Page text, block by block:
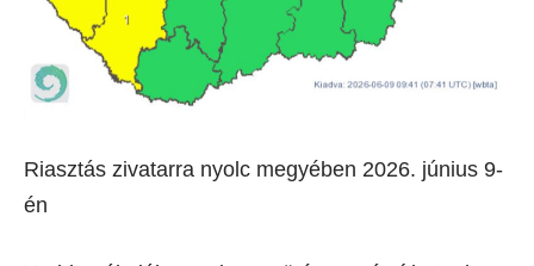
Riasztás zivatarra nyolc megyében 2026. június 9-
én